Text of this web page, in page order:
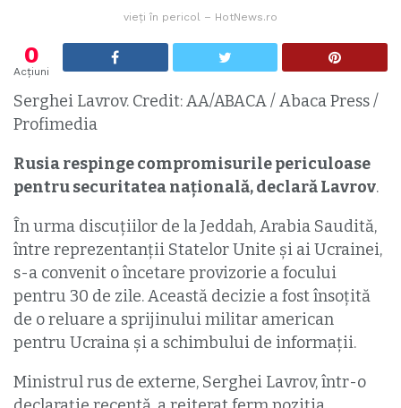
vieţi în pericol – HotNews.ro
0
Acțiuni
Serghei Lavrov. Credit: AA/ABACA / Abaca Press /
Profimedia
Rusia respinge compromisurile periculoase
pentru securitatea națională, declară Lavrov.
În urma discuţiilor de la Jeddah, Arabia Saudită,
între reprezentanții Statelor Unite şi ai Ucrainei,
s-a convenit o încetare provizorie a focului
pentru 30 de zile. Această decizie a fost însoțită
de o reluare a sprijinului militar american
pentru Ucraina și a schimbului de informații.
Ministrul rus de externe, Serghei Lavrov, într-o